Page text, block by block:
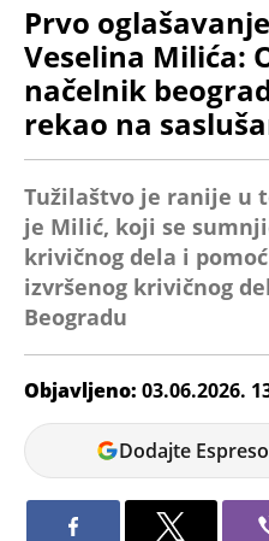
Prvo
Veselina Milića:
načelnik
rekao na
Tužilaštvo je ranije u
je Milić, koji se
krivičnog dela i
izvršenog krivičnog
Beogradu
Objavljeno: 03.06.2026.
Dijana
Spasov
Dodajte